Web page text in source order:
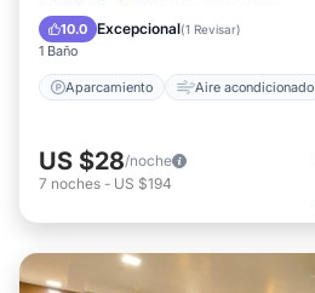
10.0 Excepcional(1 Revisar)
1 Baño
Aparcamiento Aire acondicionado
Internet
Apto para niños
US $28/noche
7 noches - US $194